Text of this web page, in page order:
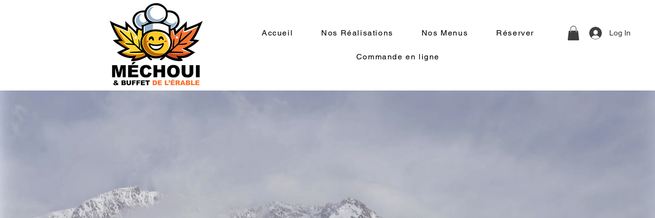
Accueil Nos Réalisations Nos Menus Réserver
Commande en ligne
Log In